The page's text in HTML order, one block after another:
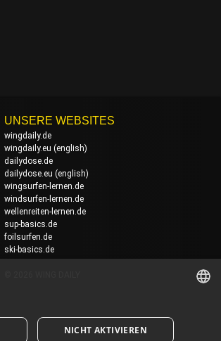
UNSERE WEBSITES
wingdaily.de
wingdaily.eu (english)
dailydose.de
dailydose.eu (english)
wingsurfen-lernen.de
windsurfen-lernen.de
wellenreiten-lernen.de
sup-basics.de
foilsurfen.de
ski-basics.de
ENGLISH
NICHT AKTIVIEREN